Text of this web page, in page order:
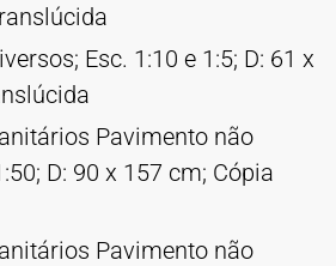
Esc. 1:10 e 1:5; D: 61 x
Pavimento não
D: 90 x 157 cm; Cópia
Pavimento não